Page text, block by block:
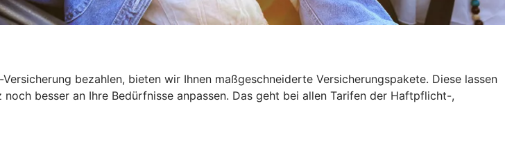
bezahlen, bieten wir Ihnen maßgeschneiderte Versicherungspakete. Diese lassen
besser an Ihre Bedürfnisse anpassen. Das geht bei allen Tarifen der Haftpflicht-,